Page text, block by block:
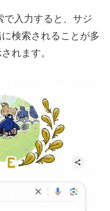
で入力すると、サジ
検索されることが多
れます。